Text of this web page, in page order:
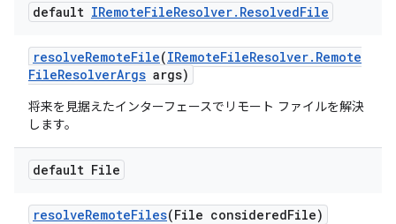
default IRemoteFileResolver. ResolvedFile
resolveRemoteFile(IRemoteFileResolver. Remote
FileResolverArgs args)
将来を見据えたインターフェースでリモート ファイルを解決
します。
default File
resolveRemoteFiles(File consideredFile)